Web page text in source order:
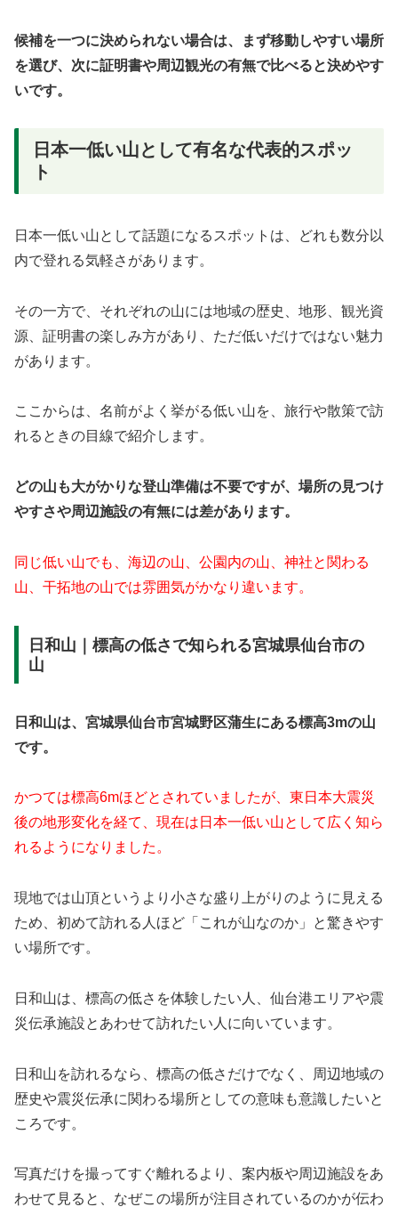
候補を一つに決められない場合は、まず移動しやすい場所
を選び、次に証明書や周辺観光の有無で比べると決めやす
いです。
日本一低い山として有名な代表的スポッ
ト
日本一低い山として話題になるスポットは、どれも数分以
内で登れる気軽さがあります。
その一方で、それぞれの山には地域の歴史、地形、観光資
源、証明書の楽しみ方があり、ただ低いだけではない魅力
があります。
ここからは、名前がよく挙がる低い山を、旅行や散策で訪
れるときの目線で紹介します。
どの山も大がかりな登山準備は不要ですが、場所の見つけ
やすさや周辺施設の有無には差があります。
同じ低い山でも、海辺の山、公園内の山、神社と関わる
山、干拓地の山では雰囲気がかなり違います。
日和山｜標高の低さで知られる宮城県仙台市の
山
日和山は、宮城県仙台市宮城野区蒲生にある標高3mの山
です。
かつては標高6mほどとされていましたが、東日本大震災
後の地形変化を経て、現在は日本一低い山として広く知ら
れるようになりました。
現地では山頂というより小さな盛り上がりのように見える
ため、初めて訪れる人ほど「これが山なのか」と驚きやす
い場所です。
日和山は、標高の低さを体験したい人、仙台港エリアや震
災伝承施設とあわせて訪れたい人に向いています。
日和山を訪れるなら、標高の低さだけでなく、周辺地域の
歴史や震災伝承に関わる場所としての意味も意識したいと
ころです。
写真だけを撮ってすぐ離れるより、案内板や周辺施設をあ
わせて見ると、なぜこの場所が注目されているのかが伝わ